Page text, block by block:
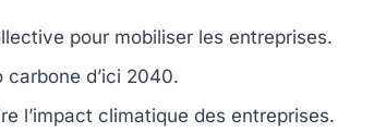
pour mobiliser les entreprises.
carbone d’ici 2040.
l’impact climatique des entreprises.